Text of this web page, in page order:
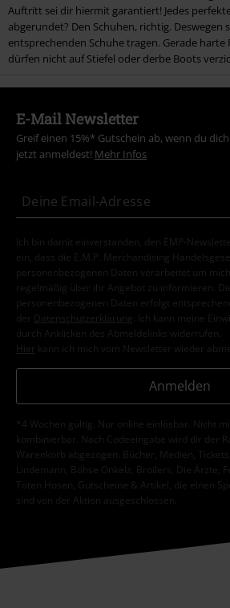
Auftritt sei dir hiermit garantiert! Jedes
abgerundet? Den Schuhen, richtig. Deswegen
entsprechenden Schuhe tragen. Gerade harte
dürfen nicht auf Stiefel oder derbe Boots
E-Mail Newsletter
Greif einen 15%* Gutschein ab, wenn du dich
jetzt anmeldest! Mehr Infos
Ich bin damit einverstanden, den EMP-
ein, dass die E.M.P. Merchandising
personenbezogenen Daten verarbeitet um
regelmäßig über ihr Angebot zu informieren.
personenbezogenen Daten erfolgt
der
Datenschutzerklärung
. Ich kann meine
durch Anklicken des Abmeldelinks widerrufen.
Hier kann ich mich vom Newsletter wieder
Anmelden
*4 Wochen gültig. Nur online einlösbar. Nicht
kombinierbar. Nach Codeeingabe wird dir der
Warenkorb abgezogen. Bücher, Medien,
Lindemann, Böhse Onkelz, Broilers, Die Ärzte,
Toten Hosen, Gutscheine & Artikel, die einen
sind von der Aktion ausgeschlossen.